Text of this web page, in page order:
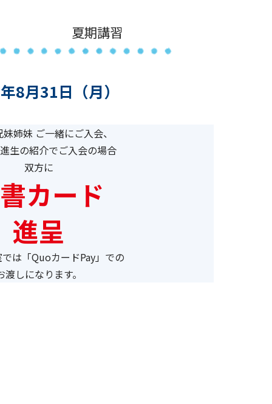
夏期講習
8月31日（月）
姉妹 ご一緒にご入会、
生の紹介でご入会の場合
双方に
カード
進呈
は「QuoカードPay」での
渡しになります。